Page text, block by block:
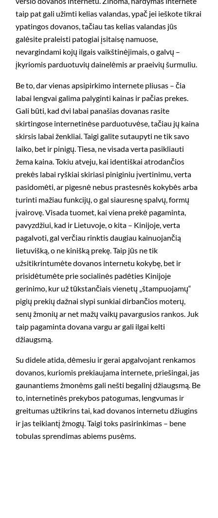
taip pat gali užimti kelias valandas, ypač jei ieškote tikrai
ypatingos dovanos, tačiau tas kelias valandas jūs
galėsite praleisti patogiai įsitaisę namuose,
nevargindami kojų ilgais vaikštinėjimais, o galvų –
įkyriomis parduotuvių dainelėmis ar praeivių šurmuliu.
Be to, dar vienas apsipirkimo internete pliusas – čia
labai lengvai galima palyginti kainas ir pačias prekes.
Gali būti, kad dvi labai panašias dovanas rasite
skirtingose internetinėse parduotuvėse, tačiau jų kaina
skirsis labai ženkliai. Taigi galite sutaupyti ne tik savo
laiko, bet ir pinigų. Tiesa, ne visada verta pasikliauti
žema kaina. Tokiu atveju, kai identiškai atrodančios
prekės labai ryškiai skiriasi piniginiu įvertinimu, verta
pasidomėti, ar pigesnė nebus prastesnės kokybės arba
turinti mažiau funkcijų, o gal siauresnę spalvų, formų
įvairovę. Visada tuomet, kai viena prekė pagaminta,
pavyzdžiui, kad ir Lietuvoje, o kita – Kinijoje, verta
pagalvoti, gal verčiau rinktis daugiau kainuojančią
lietuvišką, o ne kinišką prekę. Taip jūs ne tik
užsitikrintumėte dovanos internetu kokybę, bet ir
prisidėtumėte prie socialinės padėties Kinijoje
gerinimo, kur už tūkstančiais vienetų „štampuojamų“
pigių prekių dažnai slypi sunkiai dirbančios moterų,
senų žmonių ar net mažų vaikų pavargusios rankos. Juk
taip pagaminta dovana vargu ar gali ilgai kelti
džiaugsmą.
Su didele atida, dėmesiu ir gerai apgalvojant renkamos
dovanos, kuriomis prekiaujama internete, priešingai, jas
gaunantiems žmonėms gali nešti begalinį džiaugsmą. Be
to, internetinės prekybos patogumas, lengvumas ir
greitumas užtikrins tai, kad dovanos internetu džiugins
ir jas teikiantį žmogų. Taigi toks pasirinkimas – bene
tobulas sprendimas abiems pusėms.